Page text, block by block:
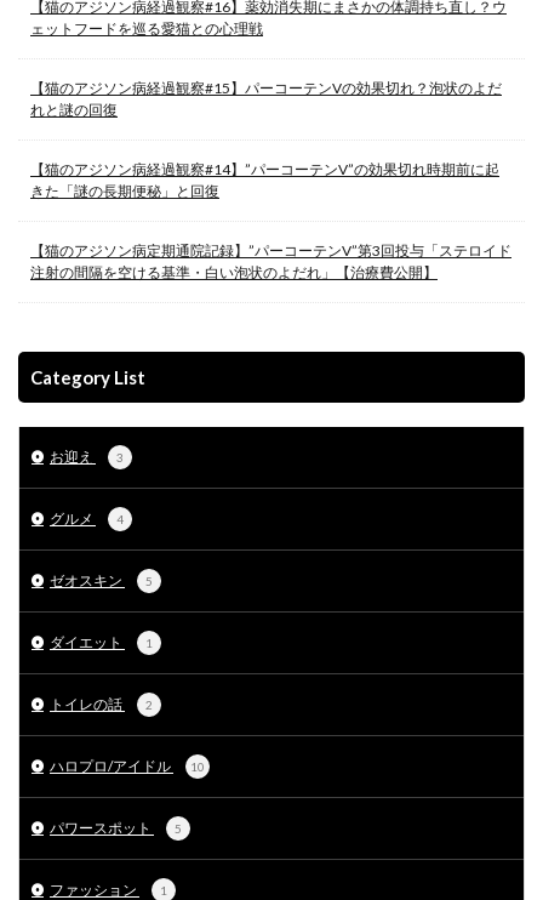
【猫のアジソン病経過観察#16】薬効消失期にまさかの体調持ち直し？ウ
ェットフードを巡る愛猫との心理戦
【猫のアジソン病経過観察#15】パーコーテンVの効果切れ？泡状のよだ
れと謎の回復
【猫のアジソン病経過観察#14】”パーコーテンV”の効果切れ時期前に起
きた「謎の長期便秘」と回復
【猫のアジソン病定期通院記録】”パーコーテンV”第3回投与「ステロイド
注射の間隔を空ける基準・白い泡状のよだれ」【治療費公開】
Category List
お迎え 3
グルメ 4
ゼオスキン 5
ダイエット 1
トイレの話 2
ハロプロ/アイドル 10
パワースポット 5
ファッション 1